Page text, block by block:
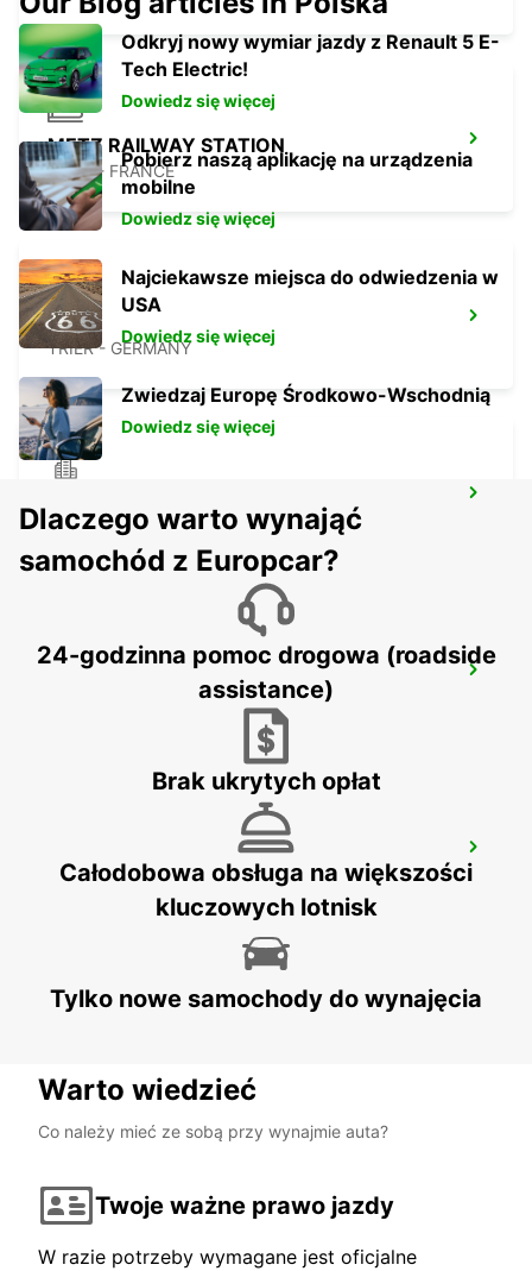
METZ RAILWAY STATION
METZ - FRANCE
TRIER
TRIER - GERMANY
BITBURG - GERMANY
ST AVOLD
SAINT AVOLD - FRANCE
SAARBRUECKEN CITY
SAARBRUECKEN - GERMANY
Odkryj nowy wymiar jazdy z Renault 5 E-
Tech Electric!
Dowiedz się więcej
Pobierz naszą aplikację na urządzenia
mobilne
Dowiedz się więcej
Najciekawsze miejsca do odwiedzenia w
USA
Dowiedz się więcej
Zwiedzaj Europę Środkowo-Wschodnią
Dowiedz się więcej
Dlaczego warto wynająć
samochód z Europcar?
24-godzinna pomoc drogowa (roadside
assistance)
Brak ukrytych opłat
Całodobowa obsługa na większości
kluczowych lotnisk
Tylko nowe samochody do wynajęcia
Warto wiedzieć
Co należy mieć ze sobą przy wynajmie auta?
Twoje ważne prawo jazdy
W razie potrzeby wymagane jest oficjalne